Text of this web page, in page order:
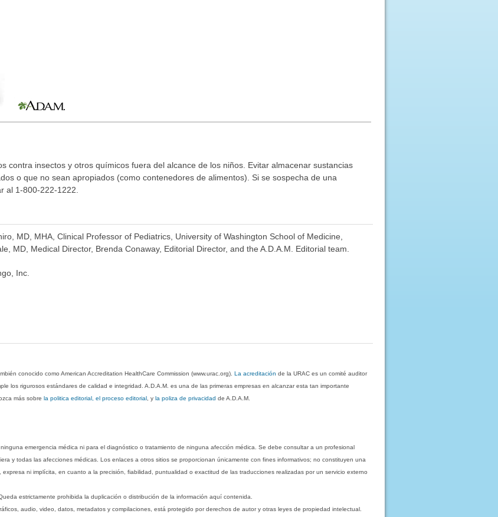
contra insectos y otros químicos fuera del alcance de los niños. Evitar almacenar sustancias
o que no sean apropiados (como contenedores de alimentos). Si se sospecha de una
al 1-800-222-1222.
MD, MHA, Clinical Professor of Pediatrics, University of Washington School of Medicine,
MD, Medical Director, Brenda Conaway, Editorial Director, and the A.D.A.M. Editorial team.
Inc.
conocido como American Accreditation HealthCare Commission (www.urac.org).La acreditación de la URAC es un comité auditor
los rigurosos estándares de calidad e integridad. A.D.A.M. es una de las primeras empresas en alcanzar esta tan importante
más sobrela politica editorial, el proceso editorial , yla poliza de privacidad de A.D.A.M.
emergencia médica ni para el diagnóstico o tratamiento de ninguna afección médica. Se debe consultar a un profesional
y todas las afecciones médicas. Los enlaces a otros sitios se proporcionan únicamente con fines informativos; no constituyen una
ni implícita, en cuanto a la precisión, fiabilidad, puntualidad o exactitud de las traducciones realizadas por un servicio externo
estrictamente prohibida la duplicación o distribución de la información aquí contenida.
audio, video, datos, metadatos y compilaciones, está protegido por derechos de autor y otras leyes de propiedad intelectual.